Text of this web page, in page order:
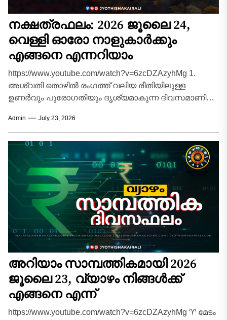
നക്ഷത്രഫലം: 2026 ജൂലൈ 24,
വെള്ളി ഓരോ നാളുകാർക്കും
എങ്ങനെ എന്നറിയാം
https://www.youtube.com/watch?v=6zcDZAzyhMg 1.
അശ്വതി തൊഴിൽ രംഗത്ത് വലിയ രീതിയിലുള്ള
ഉണർവും പുരോഗതിയും ദൃശ്യമാകുന്ന ദിവസമാണിന്ന്.
സാഹചര്യങ്ങൾ വന്നുചേരും. ദീർഘകാലമായി മനസ്സിൽ
കൊണ്ടുനടക്കുന്ന പുതിയ...
Admin July 23, 2026
അറിയാം സാമ്പത്തികമായി 2026
ജൂലൈ 23, വ്യാഴം നിങ്ങൾക്ക്
എങ്ങനെ എന്ന്
https://www.youtube.com/watch?v=6zcDZAzyhMg ♈ മേടം